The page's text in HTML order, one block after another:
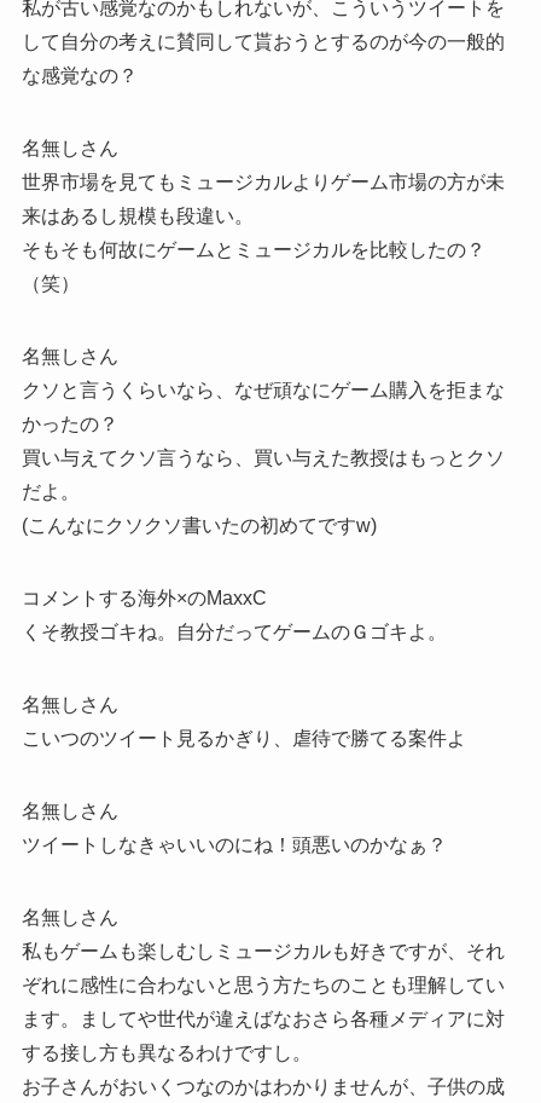
私が古い感覚なのかもしれないが、こういうツイートを
して自分の考えに賛同して貰おうとするのが今の一般的
な感覚なの？
名無しさん
世界市場を見てもミュージカルよりゲーム市場の方が未
来はあるし規模も段違い。
そもそも何故にゲームとミュージカルを比較したの？
（笑）
名無しさん
クソと言うくらいなら、なぜ頑なにゲーム購入を拒まな
かったの？
買い与えてクソ言うなら、買い与えた教授はもっとクソ
だよ。
(こんなにクソクソ書いたの初めてですw)
コメントする海外×のMaxxC
くそ教授ゴキね。自分だってゲームのＧゴキよ。
名無しさん
こいつのツイート見るかぎり、虐待で勝てる案件よ
名無しさん
ツイートしなきゃいいのにね！頭悪いのかなぁ？
名無しさん
私もゲームも楽しむしミュージカルも好きですが、それ
ぞれに感性に合わないと思う方たちのことも理解してい
ます。ましてや世代が違えばなおさら各種メディアに対
する接し方も異なるわけですし。
お子さんがおいくつなのかはわかりませんが、子供の成